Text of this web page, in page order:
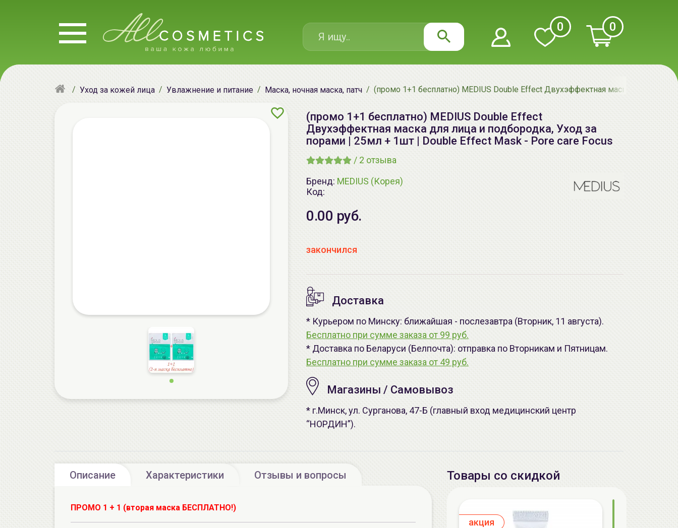
0 0
Уход за кожей лица Увлажнение и питание Маска, ночная маска, патч (промо 1+1 бесплатно) MEDIUS Double Effect Двухэффектная маска для лица
(промо 1+1 бесплатно) MEDIUS Double Effect
Двухэффектная маска для лица и подбородка, Уход за
порами | 25мл + 1шт | Double Effect Mask - Pore care Focus
/ 2 отзыва
Бренд: MEDIUS (Корея)
Код:
0.00 руб.
закончился
Доставка
* Курьером по Минску: ближайшая - послезавтра (Вторник, 11 августа).
Бесплатно при сумме заказа от 99 руб.
* Доставка по Беларуси (Белпочта): отправка по Вторникам и Пятницам.
Бесплатно при сумме заказа от 49 руб.
Магазины / Самовывоз
* г.Минск, ул. Сурганова, 47-Б (главный вход медицинский центр
“НОРДИН”).
Описание Характеристики Отзывы и вопросы
ПРОМО 1 + 1 (вторая маска БЕСПЛАТНО!)
Товары со скидкой
aкция